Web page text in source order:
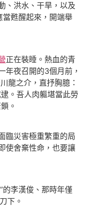
、洪水、干旱，以及
甦醒起來，開端舉
正在裝睡。熱血的青
年夜召開的3個月前，
龍之介，直抒胸臆：
。吾人肉軀堪當此勞
。
臨災害極重繁重的局
使舍棄性命，也要讓
的李漢俊、那時年僅
下。